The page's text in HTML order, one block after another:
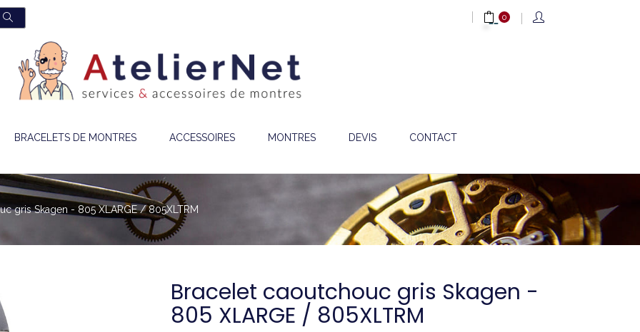
0
BRACELETS DE MONTRES ACCESSOIRES MONTRES DEVIS CONTACT
gris Skagen - 805 XLARGE / 805XLTRM
Bracelet caoutchouc gris Skagen -
805 XLARGE / 805XLTRM